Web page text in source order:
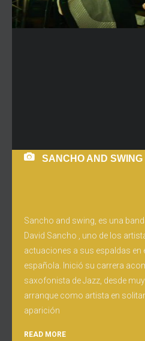
SANCHO AND SWING
Sancho and swing, es una
David Sancho , uno de los
actuaciones a sus espaldas en
española. Inició su carrera
saxofonista de Jazz, desde
arranque como artista en
aparición
READ MORE